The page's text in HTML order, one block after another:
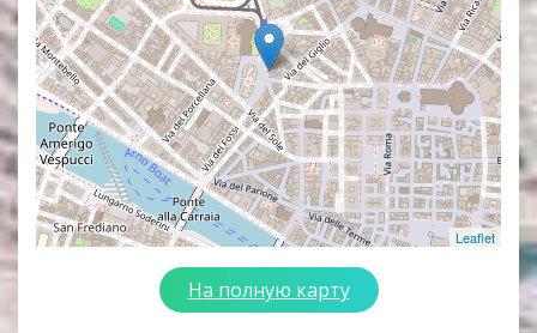
Leaflet
На полную карту